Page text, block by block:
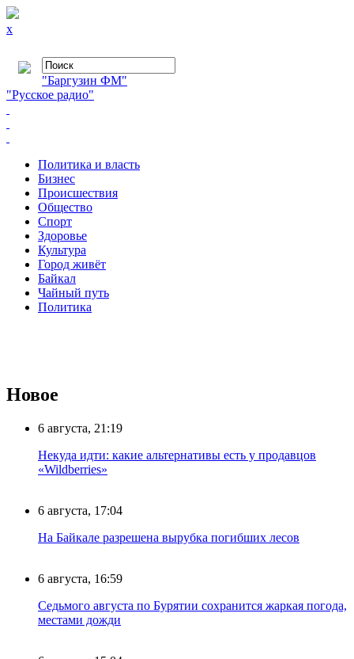
x
"Баргузин ФМ"
"Русское радио"
Политика и власть
Бизнес
Происшествия
Общество
Cпорт
Здоровье
Культура
Город живёт
Байкал
Чайный путь
Политика
Новое
6 августа, 21:19
Некуда идти: какие альтернативы есть у продавцов
«Wildberries»
6 августа, 17:04
На Байкале разрешена вырубка погибших лесов
6 августа, 16:59
Седьмого августа по Бурятии сохранится жаркая погода,
местами дожди